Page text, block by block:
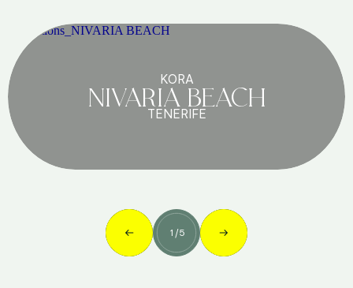
KORA
NIVARIA BEACH
TENERIFE
1 /5